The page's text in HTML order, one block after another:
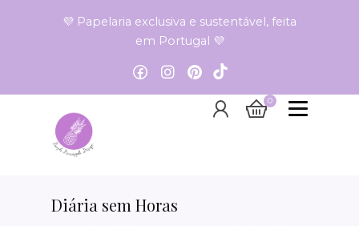
💜 Papelaria exclusiva e sustentável, feita
em Portugal 💜
0
Diária sem Horas